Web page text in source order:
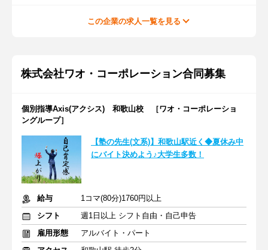
この企業の求人一覧を見る
株式会社ワオ・コーポレーション合同募集
個別指導Axis(アクシス) 和歌山校 ［ワオ・コーポレーショ
ングループ］
【塾の先生(文系)】和歌山駅近く◆夏休み中
にバイト決めよう♪大学生多数！
給与
1コマ(80分)1760円以上
シフト
週1日以上 シフト自由・自己申告
雇用形態
アルバイト・パート